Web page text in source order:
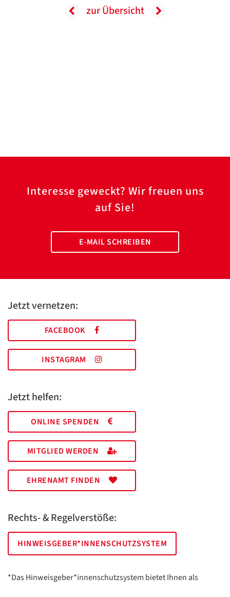
zur Übersicht
Interesse geweckt? Wir freuen uns
auf Sie!
E-MAIL SCHREIBEN
Jetzt vernetzen:
FACEBOOK
INSTAGRAM
Jetzt helfen:
ONLINE SPENDEN
MITGLIED WERDEN
EHRENAMT FINDEN
Rechts- & Regelverstöße:
HINWEISGEBER*INNENSCHUTZSYSTEM
*Das Hinweisgeber*innenschutzsystem bietet Ihnen als